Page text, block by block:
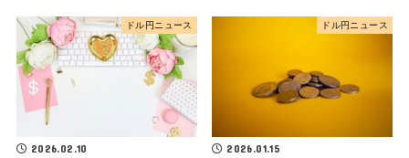
ドル円ニュース
2026.02.10
ドル円ニュース
2026.01.15